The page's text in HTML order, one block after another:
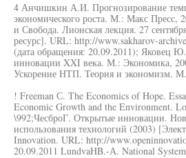
4 Анчишкин А.И. Прогнозирование
экономического роста. М.: Макс Пресс,
и Свобода. Лионская лекция. 27
ресурс]. URL: http://www.sakharov-
(дата обращения: 20.09.2011); Яковец
инновации XXI века. М.: Экономика,
Ускорение НТП. Теория и экономизм.
! Freeman С. The Economics of Hope.
Economic Growth and the Environment.
\992;ЧесброГ. Открытые инновации.
использования технологий (2003)
Innovation. URL: http://
20.09.2011 LundvaHB.-А. National